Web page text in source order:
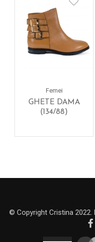
Femei
GHETE DAMA
(134/88)
© Copyright Cristina 2022.